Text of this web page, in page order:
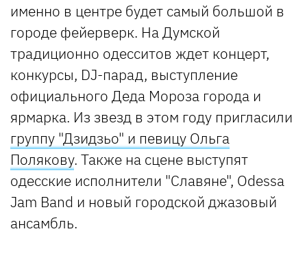
именно в центре будет самый большой в
городе фейерверк. На Думской
традиционно одесситов ждет концерт,
конкурсы, DJ-парад, выступление
официального Деда Мороза города и
ярмарка. Из звезд в этом году пригласили
группу "Дзидзьо" и певицу Ольга
Полякову. Также на сцене выступят
одесские исполнители "Славяне", Odessa
Jam Band и новый городской джазовый
ансамбль.